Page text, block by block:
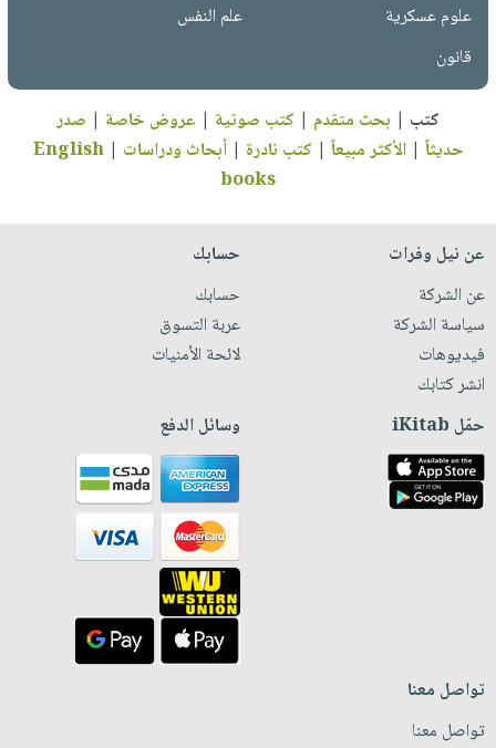
علوم عسكرية
علم النفس
قانون
كتب | بحث متقدم | كتب صوتية | عروض خاصة | صدر
حديثاً |الأكثر مبيعاً | كتب نادرة |أبحاث ودراسات |
English
books
عن نيل وفرات
عن الشركة
سياسة الشركة
فيديوهات
انشر كتابك
حسابك
حسابك
عربة التسوق
لائحة الأمنيات
حمّل iKitab وسائل الدفع
تواصل معنا
تواصل معنا